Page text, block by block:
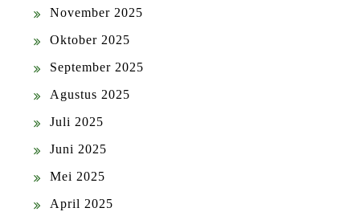
November 2025
Oktober 2025
September 2025
Agustus 2025
Juli 2025
Juni 2025
Mei 2025
April 2025